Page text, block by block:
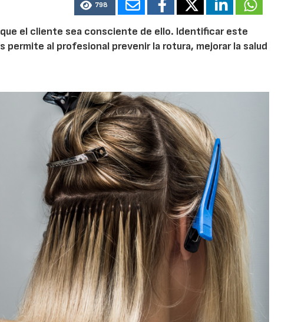
798
el cliente sea consciente de ello. Identificar este
al profesional prevenir la rotura, mejorar la salud